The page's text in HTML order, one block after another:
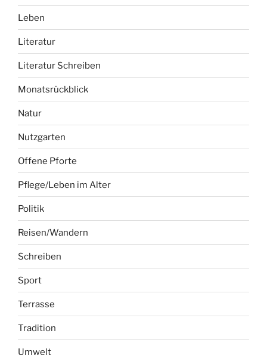
Leben
Literatur
Literatur Schreiben
Monatsrückblick
Natur
Nutzgarten
Offene Pforte
Pflege/Leben im Alter
Politik
Reisen/Wandern
Schreiben
Sport
Terrasse
Tradition
Umwelt